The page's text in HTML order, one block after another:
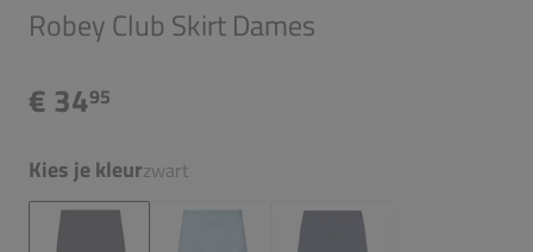
Robey Club Skirt Dames
€ 3495
Kies je kleurzwart